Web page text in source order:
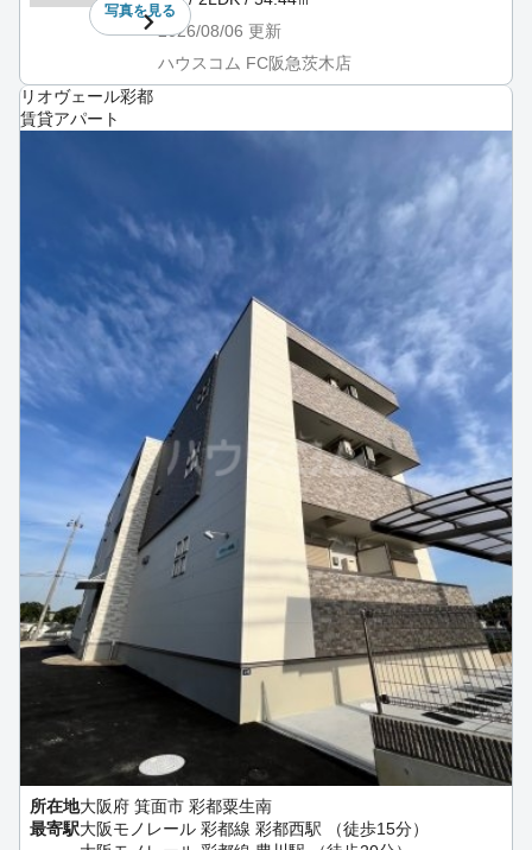
写真を見る
2026/08/06 更新
ハウスコム FC阪急茨木店
リオヴェール彩都
賃貸アパート
所在地大阪府 箕面市 彩都粟生南
最寄駅大阪モノレール 彩都線 彩都西駅 （徒歩15分）